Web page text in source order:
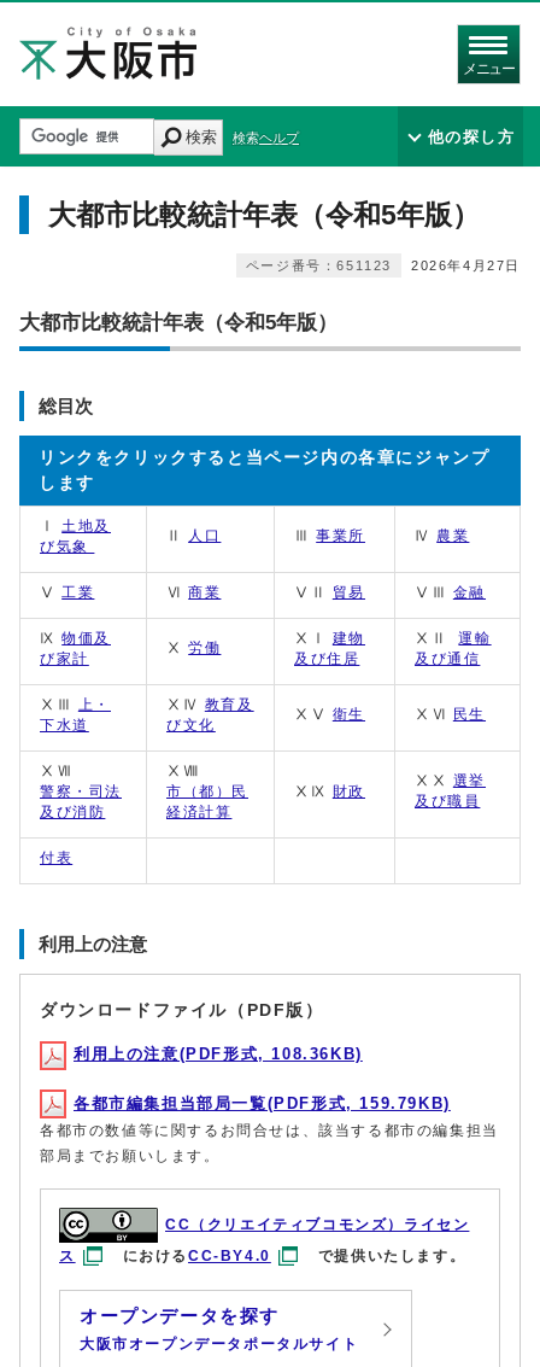
メニュー
検索 検索ヘルプ 他の探し方
大都市比較統計年表（令和5年版）
2026年4月27日
ページ番号：651123
大都市比較統計年表（令和5年版）
総目次
リンクをクリックすると当ページ内の各章にジャンプ
します
Ⅰ 土地及
び気象
Ⅱ 人口 Ⅲ事業所 Ⅳ 農業
Ⅴ 工業 Ⅵ商業 ⅤⅡ 貿易 ⅤⅢ 金融
Ⅸ物価及
び家計
Ⅹ労働
ⅩⅠ 建物
及び住居
ⅩⅡ運輸
及び通信
ⅩⅢ
上・
下水道
ⅩⅣ 教育及
び文化
ⅩⅤ 衛生 ⅩⅥ 民生
ⅩⅦ
警察・司法
及び消防
ⅩⅧ
市（都）民
経済計算
ⅩⅨ 財政
ⅩⅩ 選挙
及び職員
付表
利用上の注意
ダウンロードファイル（PDF版）
利用上の注意(PDF形式, 108.36KB)
各都市編集担当部局一覧(PDF形式, 159.79KB)
各都市の数値等に関するお問合せは、該当する都市の編集担当
部局までお願いします。
CC（クリエイティブコモンズ）ライセン
ス
におけるCC-BY4.0 で提供いたします。
オープンデータを探す
大阪市オープンデータポータルサイト